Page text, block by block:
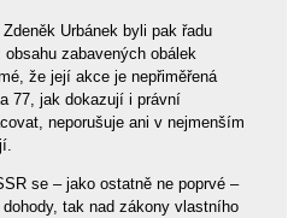
Urbánek byli pak řadu
zabavených obálek
že její akce je nepřiměřená
77, jak dokazují i právní
neporušuje ani v nejmenším
se – jako ostatně ne poprvé –
tak nad zákony vlastního